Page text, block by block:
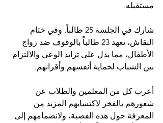
مستقبله.
شارك في الجلسة 25 طالباً. وفي ختام
النقاش، تعهد 23 طالباً بالوقوف ضد زواج
الأطفال، مما يدل على تزايد الوعي والالتزام
بين الشباب لحماية أنفسهم وأقرانهم.
أعرب كل من المعلمين والطلاب عن
شعورهم بالفخر لاكتسابهم المزيد من
المعرفة حول هذه القضية، ولانضمامهم إلى